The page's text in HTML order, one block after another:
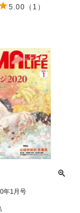
5.00 （1）
年1月号